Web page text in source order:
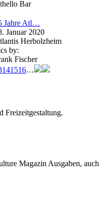
Bar
Jahre Atl…
Januar 2020
Herbolzheim
by:
Fischer
141516…
Freizeitgestaltung.
Magazin Ausgaben, auch